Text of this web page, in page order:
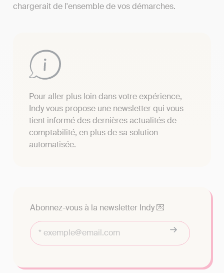
chargerait de l'ensemble de vos démarches.
Pour aller plus loin dans votre expérience,
Indy vous propose une newsletter qui vous
tient informé des dernières actualités de
comptabilité, en plus de sa solution
automatisée.
Abonnez-vous à la newsletter Indy 💌